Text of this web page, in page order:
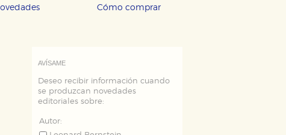
Cómo comprar
AVÍSAME
Deseo recibir información cuando
se produzcan novedades
editoriales sobre:
Autor: